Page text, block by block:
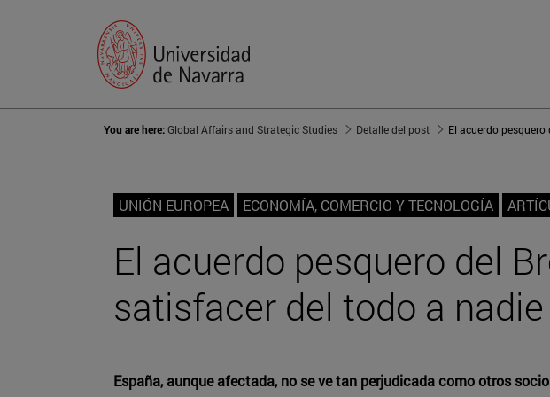
You are here:Global Affairs and Strategic Studies Detalle del post
UNIÓN EUROPEA ECONOMÍA, COMERCIO Y TECNOLOGÍA
El acuerdo pesquero del
satisfacer del todo a nadie
España, aunque afectada, no se ve tan perjudicada como otros